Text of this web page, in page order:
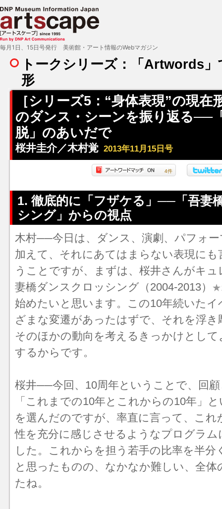
トークシリーズ：「Artwords
形
［シリーズ5：“身体表現”の現在
のダンス・シーンを振り返る──
脱」のあいだで
桜井圭介／木村覚 2013年11月15日号
4件
1. 徹底的に「フザケる」──「吾妻
シング」からの視点
木村──今日は、ダンス、演劇、パフォ
加えて、それにあてはまらない表現に
うことですが、まずは、桜井さんがキ
妻橋ダンスクロッシング（2004-2013）
始めたいと思います。この10年続いた
ざまな変遷があったはずで、それを浮
そのほかの動向を考えるきっかけとし
するからです。
桜井──今回、10周年ということで、回
「これまでの10年とこれからの10年」
を選んだのですが、率直に言って、これ
性を充分に感じさせるようなプログラ
した。これからを担う若手の比率を半
と思ったものの、なかなか難しい、全体
たね。
毎月1日、15日号発行 美術館・アート情報のWebマガジン